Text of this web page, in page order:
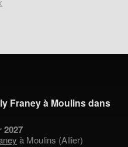
Franey à Moulins dans
2027
à Moulins (Allier)